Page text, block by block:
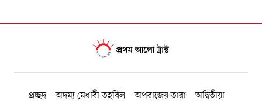
প্রচ্ছদ অদম্য মেধাবী তহবিল অপরাজেয় তারা
অদ্বিতীয়া